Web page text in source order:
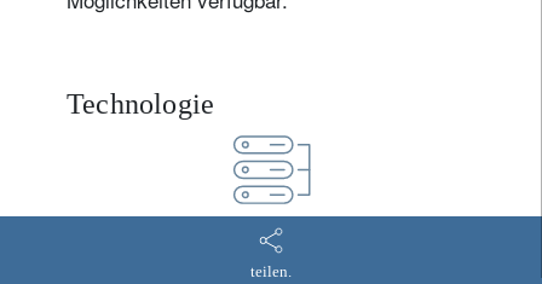
Technologie
Rechenzentren
teilen.